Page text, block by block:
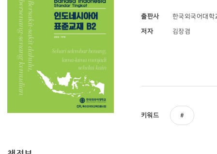
출판사 한국외국어대학
저자 김장겸
키워드